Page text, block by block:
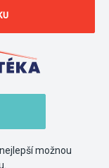
možnou